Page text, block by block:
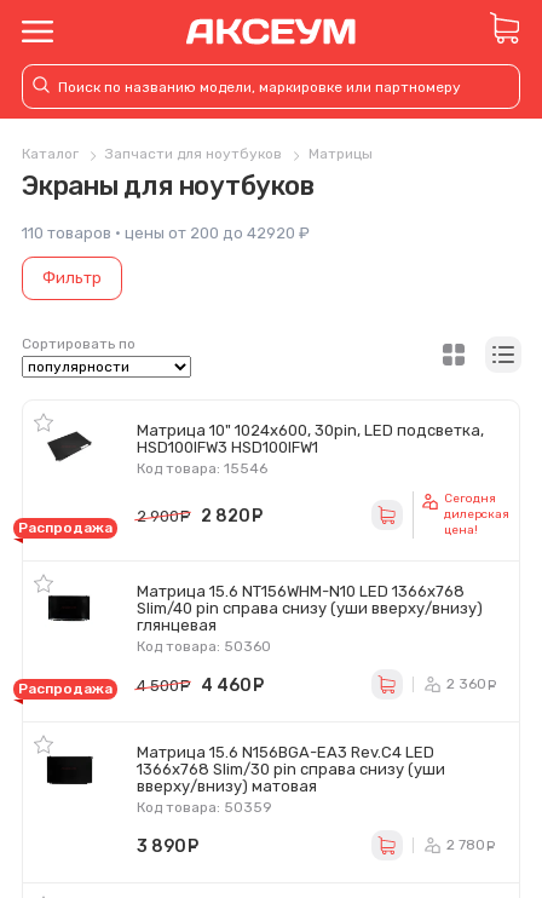
Каталог Запчасти для ноутбуков Матрицы
Экраны для ноутбуков
110 товаров · цены от 200 до 42920 ₽
Фильтр
Сортировать по
Матрица 10" 1024x600, 30pin, LED подсветка,
HSD100IFW3 HSD100IFW1
Код товара: 15546
Распродажа
2 900 руб.
2 820
Сегодня
дилерская
цена!
Матрица 15.6 NT156WHM-N10 LED 1366x768
Slim/40 pin справа снизу (уши вверху/внизу)
глянцевая
Код товара: 50360
Распродажа 4 500 руб.
4 460 2 360
Матрица 15.6 N156BGA-EA3 Rev.C4 LED
1366x768 Slim/30 pin справа снизу (уши
вверху/внизу) матовая
Код товара: 50359
3 890 2 780